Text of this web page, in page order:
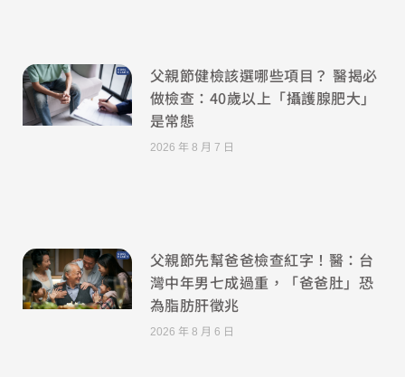
父親節健檢該選哪些項目？ 醫揭必
做檢查：40歲以上「攝護腺肥大」
是常態
2026 年 8 月 7 日
父親節先幫爸爸檢查紅字！醫：台
灣中年男七成過重，「爸爸肚」恐
為脂肪肝徵兆
2026 年 8 月 6 日